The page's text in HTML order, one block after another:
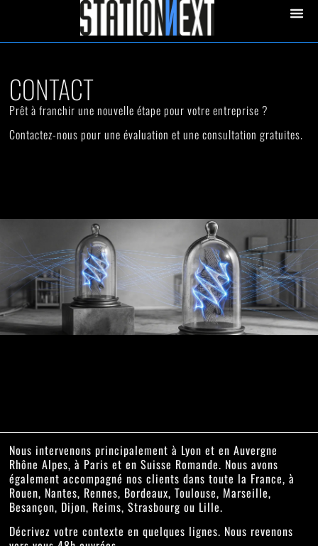
CONTACT
Prêt à franchir une nouvelle étape pour votre entreprise ?
Contactez-nous pour une évaluation et une consultation gratuites.
Nous intervenons principalement à Lyon et en Auvergne
Rhône Alpes, à Paris et en Suisse Romande. Nous avons
également accompagné nos clients dans toute la France, à
Rouen, Nantes, Rennes, Bordeaux, Toulouse, Marseille,
Besançon, Dijon, Reims, Strasbourg ou Lille.
Décrivez votre contexte en quelques lignes. Nous revenons